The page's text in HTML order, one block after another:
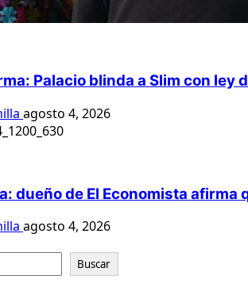
Palacio blinda a Slim con ley
agosto 4, 2026
dueño de El Economista
agosto 4, 2026
Buscar